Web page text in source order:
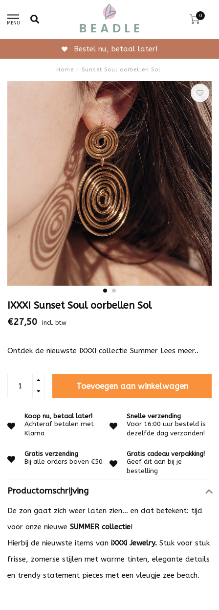
MENU
0
Gratis verzending vanaf 50,-
Home / Sunset Soul oorbellen Sol
IXXXI Sunset Soul oorbellen Sol
€27,50 Incl. btw
Ontdek de nieuwste IXXXI collectie Summer Lees meer..
Toevoegen aan winkelwagen
Koop nu, betaal later!
Achteraf betalen met
Klarna
Snelle verzending
Voor 16:00 uur besteld is
dezelfde dag verzonden!
Gratis verzending
Bij alle orders boven €50
Gratis cadeau verpakking!
Geef dit aan bij je
bestelling
Productomschrijving
De zon gaat zich weer laten zien… en dat betekent: tijd
voor onze nieuwe SUMMER collectie!
Hierbij de nieuwste items van iXXXi Jewelry. Stuk voor stuk
frisse, zomerse stijlen met warme tinten, elegante details
en trendy statement pieces met een vleugje zee beach.